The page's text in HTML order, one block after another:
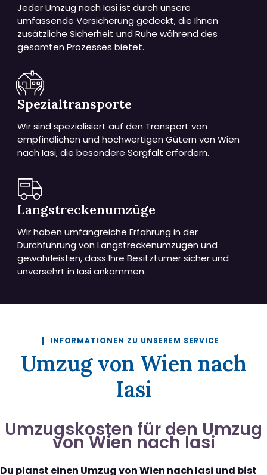
Jeder Umzug nach Iasi ist durch unsere
umfassende Versicherung gedeckt, die Ihnen
zusätzliche Sicherheit und Ruhe während des
gesamten Prozesses bietet.
Spezialtransporte
Wir sind spezialisiert auf den Transport von
empfindlichen und hochwertigen Gütern von Wien
nach Iasi, die besondere Sorgfalt erfordern.
Langstreckenumzüge
Wir haben umfangreiche Erfahrung in der
Durchführung von Langstreckenumzügen und
gewährleisten, dass Ihre Besitztümer sicher und
unversehrt in Iasi ankommen.
INFORMATIONEN ZU UNSEREM SERVICE
Umzug von Wien nach
Iasi
Umzugskosten für den Umzug
von Wien nach Iasi
Du planst einen Umzug von Wien nach Iasi und bist